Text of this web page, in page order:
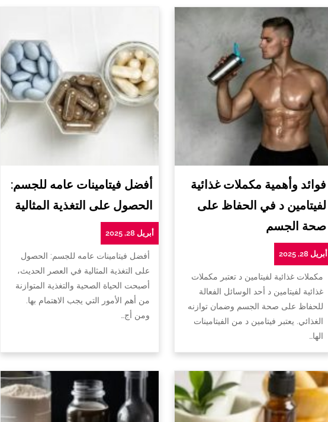
فوائد وأهمية مكملات غذائية
لفيتامين د في الحفاظ على
صحة الجسم
أبريل 28, 2025
مكملات غذائية لفيتامين د تعتبر مكملات
غذائية لفيتامين د أحد الوسائل الفعالة
للحفاظ على صحة الجسم وضمان توازنه
الغذائي. يعتبر فيتامين د من الفيتامينات
الها…
أفضل فيتامينات عامه للجسم:
الحصول على التغذية المثالية
أبريل 28, 2025
أفضل فيتامينات عامه للجسم: الحصول
على التغذية المثالية في العصر الحديث،
أصبحت الحياة الصحية والتغذية المتوازنة
من أهم الأمور التي يجب الاهتمام بها.
ومن أج…